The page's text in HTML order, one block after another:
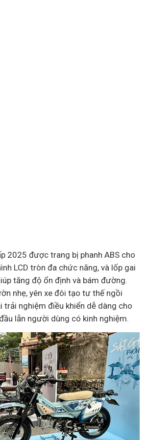
2025 được trang bị phanh ABS cho
LCD tròn đa chức năng, và lốp gai
tăng độ ổn định và bám đường.
nhẹ, yên xe đôi tạo tư thế ngồi
trải nghiệm điều khiển dễ dàng cho
lẫn người dùng có kinh nghiệm.